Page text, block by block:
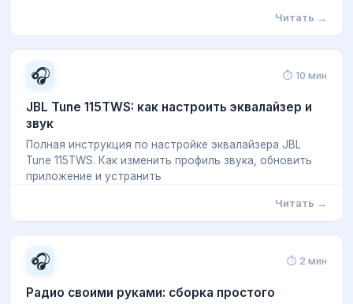
Читать →
🎧 ⏱ 10 мин
JBL Tune 115TWS: как настроить эквалайзер и
звук
Полная инструкция по настройке эквалайзера JBL
Tune 115TWS. Как изменить профиль звука, обновить
приложение и устранить
Читать →
🎧 ⏱ 2 мин
Радио своими руками: сборка простого